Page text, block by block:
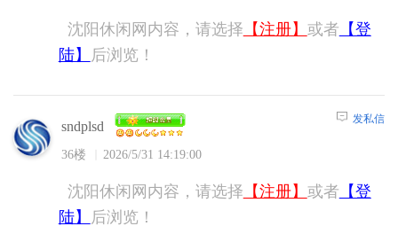
沈阳休闲网内容，请选择 【注册】 或者 【登
陆】
后浏览！
sndplsd
36楼 2026/5/31 14:19:00
发私信
沈阳休闲网内容，请选择 【注册】 或者 【登
陆】
后浏览！